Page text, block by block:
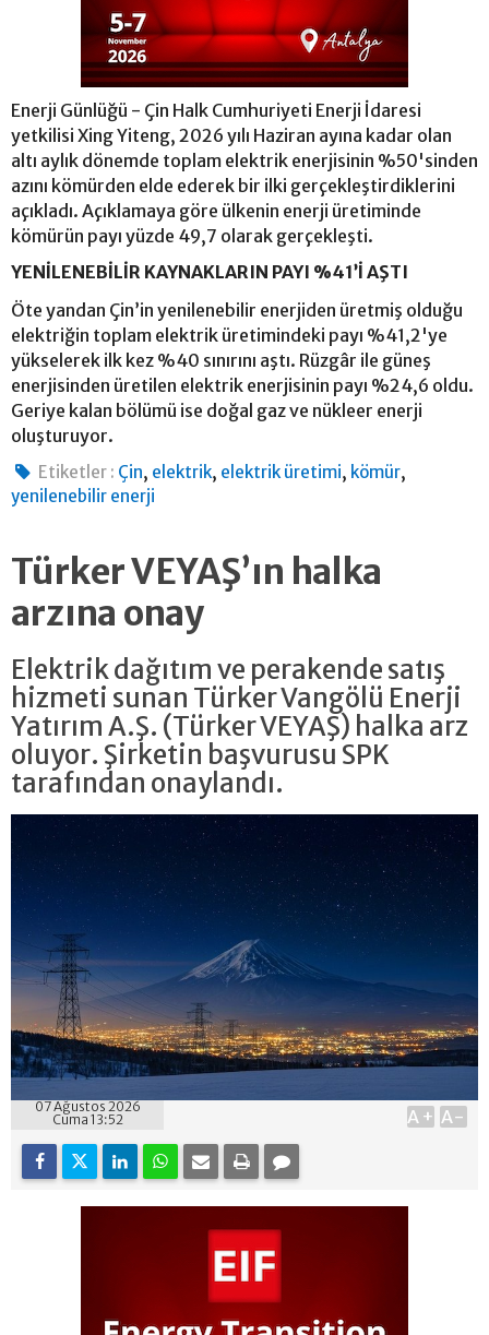
Enerji Günlüğü - Çin Halk Cumhuriyeti Enerji İdaresi
yetkilisi Xing Yiteng, 2026 yılı Haziran ayına kadar olan
altı aylık dönemde toplam elektrik enerjisinin %50'sinden
azını kömürden elde ederek bir ilki gerçekleştirdiklerini
açıkladı. Açıklamaya göre ülkenin enerji üretiminde
kömürün payı yüzde 49,7 olarak gerçekleşti.
YENİLENEBİLİR KAYNAKLARIN PAYI %41’İ AŞTI
Öte yandan Çin’in yenilenebilir enerjiden üretmiş olduğu
elektriğin toplam elektrik üretimindeki payı %41,2'ye
yükselerek ilk kez %40 sınırını aştı. Rüzgâr ile güneş
enerjisinden üretilen elektrik enerjisinin payı %24,6 oldu.
Geriye kalan bölümü ise doğal gaz ve nükleer enerji
oluşturuyor.
Etiketler : Çin, elektrik, elektrik üretimi, kömür,
yenilenebilir enerji
Türker VEYAŞ’ın halka
arzına onay
Elektrik dağıtım ve perakende satış
hizmeti sunan Türker Vangölü Enerji
Yatırım A.Ş. (Türker VEYAŞ) halka arz
oluyor. Şirketin başvurusu SPK
tarafından onaylandı.
07 Ağustos 2026
Cuma 13:52
A+ A-